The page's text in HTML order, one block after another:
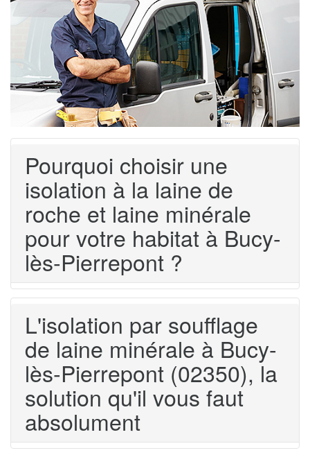
Pourquoi choisir une
isolation à la laine de
roche et laine minérale
pour votre habitat à Bucy-
lès-Pierrepont ?
L'isolation par soufflage
de laine minérale à Bucy-
lès-Pierrepont (02350), la
solution qu'il vous faut
absolument